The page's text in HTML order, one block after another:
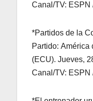
Canal/TV: ESPN
*Partidos de la
Partido: América
(ECU). Jueves,
Canal/TV: ESPN